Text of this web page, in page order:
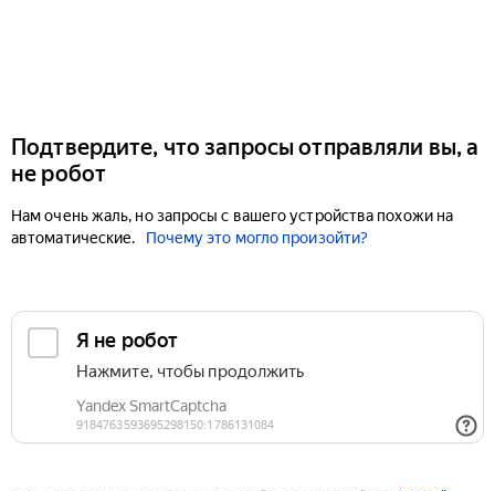
Подтвердите, что запросы отправляли вы, а
не робот
Нам очень жаль, но запросы с вашего устройства похожи на
автоматические.
Почему это могло произойти?